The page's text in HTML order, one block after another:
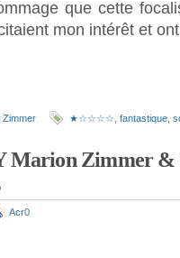
que cette
mon intérêt et
Zimmer ★☆☆☆☆ fantastique
Marion Zimmer &
Acr0